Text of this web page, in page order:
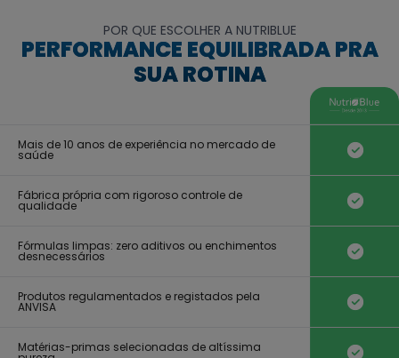
POR QUE ESCOLHER A NUTRIBLUE
PERFORMANCE EQUILIBRADA PRA
SUA ROTINA
Mais de 10 anos de experiência no mercado de
saúde
Fábrica própria com rigoroso controle de
qualidade
Fórmulas limpas: zero aditivos ou enchimentos
desnecessários
Produtos regulamentados e registados pela
ANVISA
Matérias-primas selecionadas de altíssima